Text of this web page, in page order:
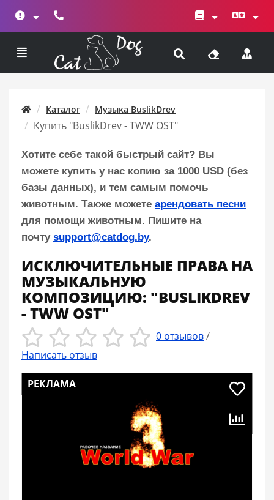
Каталог Музыка BuslikDrev
Купить "BuslikDrev - TWW OST"
Хотите себе такой быстрый сайт? Вы
можете купить у нас копию за 1000 USD (без
базы данных), и тем самым помочь
животным. Также можете арендовать песни
для помощи животным. Пишите на
почту support@catdog.by.
ИСКЛЮЧИТЕЛЬНЫЕ ПРАВА НА
МУЗЫКАЛЬНУЮ
КОМПОЗИЦИЮ: "BUSLIKDREV
- TWW OST"
0 отзывов/
Написать отзыв
РЕКЛАМА